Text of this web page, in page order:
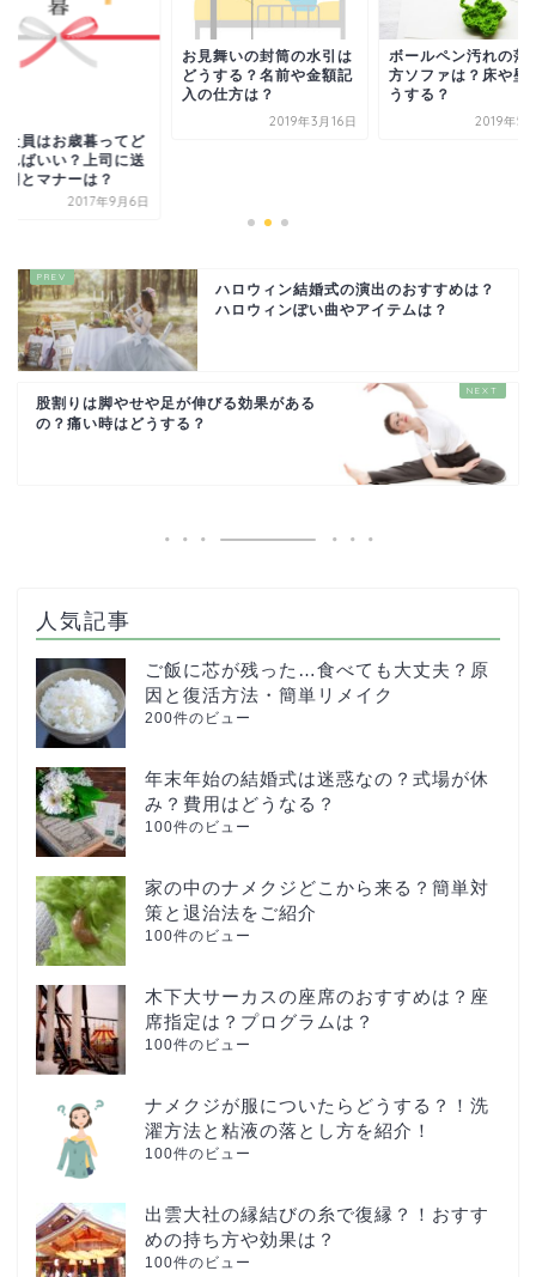
社員はお歳暮ってど
ればいい？上司に送
期とマナーは？
2017年9月6日
お見舞いの封筒の水引は
どうする？名前や金額記
入の仕方は？
2019年3月16日
ボールペン汚れの落
方ソファは？床や壁
うする？
2019年5
ハロウィン結婚式の演出のおすすめは？
ハロウィンぽい曲やアイテムは？
股割りは脚やせや足が伸びる効果がある
の？痛い時はどうする？
人気記事
ご飯に芯が残った…食べても大丈夫？原
因と復活方法・簡単リメイク
200件のビュー
年末年始の結婚式は迷惑なの？式場が休
み？費用はどうなる？
100件のビュー
家の中のナメクジどこから来る？簡単対
策と退治法をご紹介
100件のビュー
木下大サーカスの座席のおすすめは？座
席指定は？プログラムは？
100件のビュー
ナメクジが服についたらどうする？！洗
濯方法と粘液の落とし方を紹介！
100件のビュー
出雲大社の縁結びの糸で復縁？！おすす
めの持ち方や効果は？
100件のビュー